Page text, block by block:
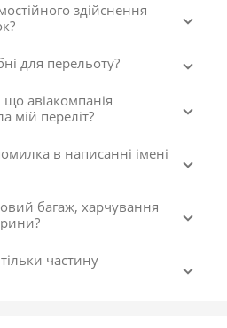
здійснення
для перельоту?
авіакомпанія
мій переліт?
в написанні імені
багаж, харчування
частину